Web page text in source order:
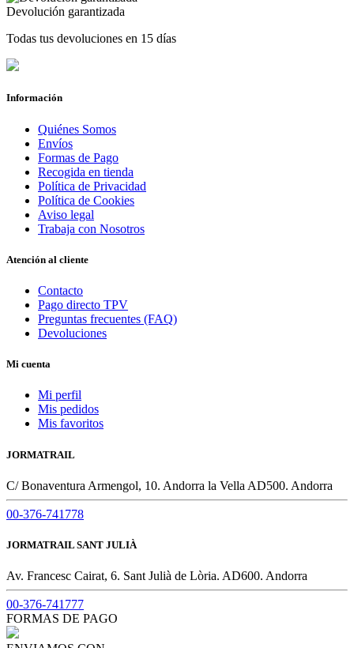
Devolución garantizada
Todas tus devoluciones en 15 días
Información
Quiénes Somos
Envíos
Formas de Pago
Recogida en tienda
Política de Privacidad
Política de Cookies
Aviso legal
Trabaja con Nosotros
Atención al cliente
Contacto
Pago directo TPV
Preguntas frecuentes (FAQ)
Devoluciones
Mi cuenta
Mi perfil
Mis pedidos
Mis favoritos
JORMATRAIL
C/ Bonaventura Armengol, 10. Andorra la Vella AD500. Andorra
00-376-741778
JORMATRAIL SANT JULIÀ
Av. Francesc Cairat, 6. Sant Julià de Lòria. AD600. Andorra
00-376-741777
FORMAS DE PAGO